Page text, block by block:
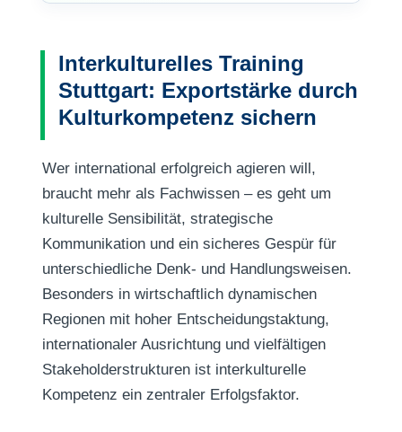
Interkulturelles Training
Stuttgart: Exportstärke durch
Kulturkompetenz sichern
Wer international erfolgreich agieren will,
braucht mehr als Fachwissen – es geht um
kulturelle Sensibilität, strategische
Kommunikation und ein sicheres Gespür für
unterschiedliche Denk- und Handlungsweisen.
Besonders in wirtschaftlich dynamischen
Regionen mit hoher Entscheidungstaktung,
internationaler Ausrichtung und vielfältigen
Stakeholderstrukturen ist interkulturelle
Kompetenz ein zentraler Erfolgsfaktor.